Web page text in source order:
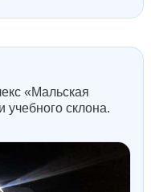
«Мальская
учебного склона.